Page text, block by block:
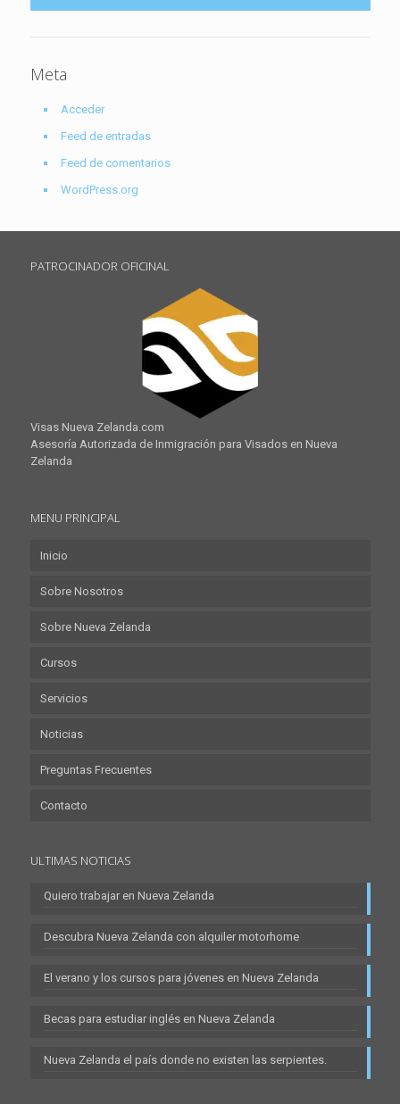
Meta
Acceder
Feed de entradas
Feed de comentarios
WordPress.org
PATROCINADOR OFICINAL
Visas Nueva Zelanda.com
Asesoría Autorizada de Inmigración para Visados en Nueva
Zelanda
MENU PRINCIPAL
Inicio
Sobre Nosotros
Sobre Nueva Zelanda
Cursos
Servicios
Noticias
Preguntas Frecuentes
Contacto
ULTIMAS NOTICIAS
Quiero trabajar en Nueva Zelanda
Descubra Nueva Zelanda con alquiler motorhome
El verano y los cursos para jóvenes en Nueva Zelanda
Becas para estudiar inglés en Nueva Zelanda
Nueva Zelanda el país donde no existen las serpientes.